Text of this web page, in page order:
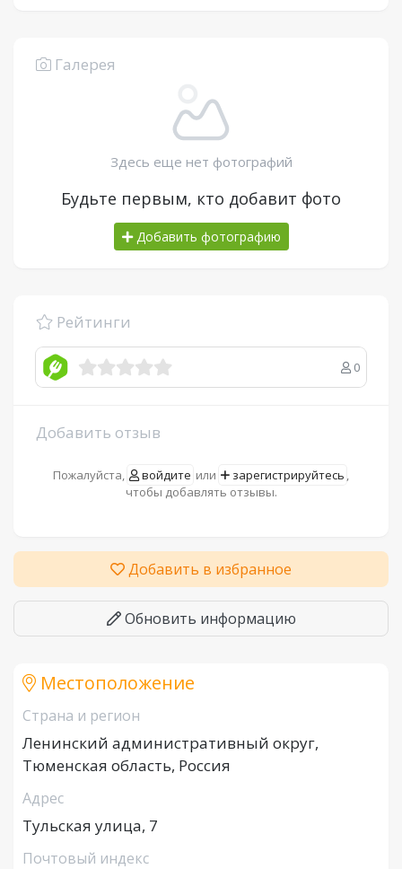
Галерея
Здесь еще нет фотографий
Будьте первым, кто добавит фото
Добавить фотографию
Рейтинги
0
Добавить отзыв
Пожалуйста, войдите или зарегистрируйтесь ,
чтобы добавлять отзывы.
Добавить в избранное
Обновить информацию
Местоположение
Страна и регион
Ленинский административный округ,
Тюменская область, Россия
Адрес
Тульская улица, 7
Почтовый индекс